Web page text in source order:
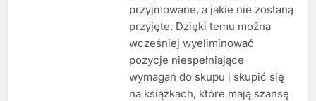
przyjmowane, a jakie nie zostaną
przyjęte. Dzięki temu można
wcześniej wyeliminować
pozycje niespełniające
wymagań do skupu i skupić się
na książkach, które mają szansę